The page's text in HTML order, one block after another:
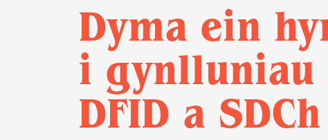
Dyma ein
i gynlluniau
DFID a SDCh